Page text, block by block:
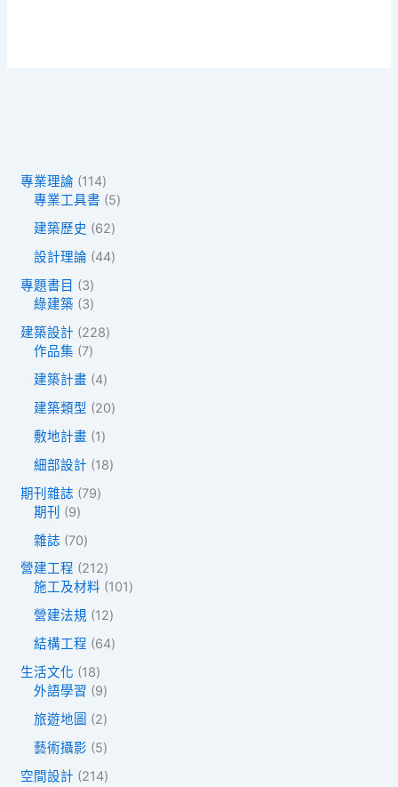
專業理論 1141
1
個
產
專業工具書 55
建築歷史 626
個
設計理論 444
專題書目 33
個
品
綠建築 33
產
品
建築設計 2282
個
產
作品集 77
產
品
建築計畫 44
產
品
建築類型 202
產
敷地計畫 11
產
品
細部設計 181
期刊雜誌 797
品
期刊 99
產
品
雜誌 707
個
產
品
營建工程 2122
1
個
產
施工及材料 1011
營建法規 121
個
結構工程 646
生活文化 181
8
產
品
外語學習 99
產
品
旅遊地圖 22
產
品
藝術攝影 55
空間設計 2142